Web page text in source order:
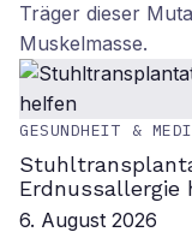
Träger dieser
Muskelmasse.
GESUNDHEIT &
Erdnussallergie
6. August 2026